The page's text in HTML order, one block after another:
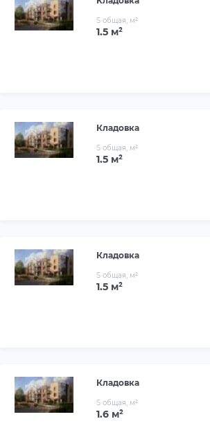
S общая, м²
1.5 м²
Кладовка
S общая, м²
1.5 м²
Кладовка
S общая, м²
1.5 м²
Кладовка
S общая, м²
1.6 м²